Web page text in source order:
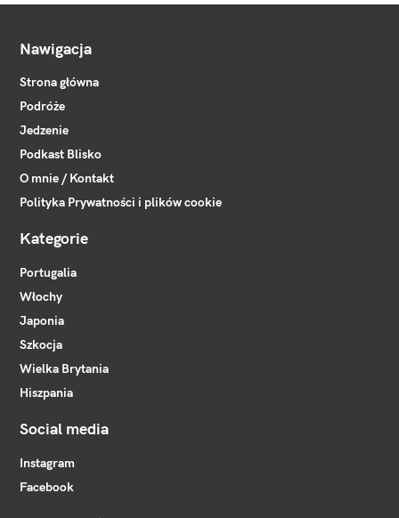
Nawigacja
Strona główna
Podróże
Jedzenie
Podkast Blisko
O mnie / Kontakt
Polityka Prywatności i plików cookie
Kategorie
Portugalia
Włochy
Japonia
Szkocja
Wielka Brytania
Hiszpania
Social media
Instagram
Facebook